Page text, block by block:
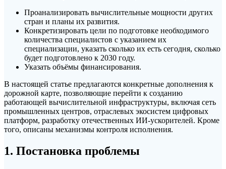
Проанализировать вычислительные мощности других
стран и планы их развития.
Конкретизировать цели по подготовке необходимого
количества специалистов с указанием их
специализации, указать сколько их есть сегодня, сколько
будет подготовлено к 2030 году.
Указать объёмы финансирования.
В настоящей статье предлагаются конкретные дополнения к
дорожной карте, позволяющие перейти к созданию
работающей вычислительной инфраструктуры, включая сеть
промышленных центров, отраслевых экосистем цифровых
платформ, разработку отечественных ИИ-ускорителей. Кроме
того, описаны механизмы контроля исполнения.
1. Постановка проблемы